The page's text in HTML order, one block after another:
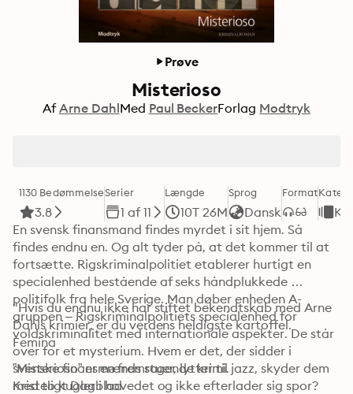
Prøve
Misterioso
Af Arne DahlMed Paul BeckerForlag Modtryk
1130 Bedømmelse
3.8
Serier
1 af 11
Længde
10T 26M
Sprog
Dansk
Format
En svensk finansmand findes myrdet i sit hjem. Så
findes endnu en. Og alt tyder på, at det kommer til at
fortsætte. Rigskriminalpolitiet etablerer hurtigt en
specialenhed bestående af seks håndplukkede
politifolk fra hele Sverige. Man døber enheden A-
gruppen – Rigskriminalpolitiets specialenhed for
voldskriminalitet med internationale aspekter. De står
over for et mysterium. Hvem er det, der sidder i
svenske finansmænds stuer, lytter til jazz, skyder dem
med to kugler i hovedet og ikke efterlader sig spor?
"Hvis du endnu ikke har stiftet bekendtskab med Arne
Dahls krimier, er du verdens heldigste kartoffel.
Femina
”Misterioso” er en fremragende krimi.
Kristeligt Dagblad